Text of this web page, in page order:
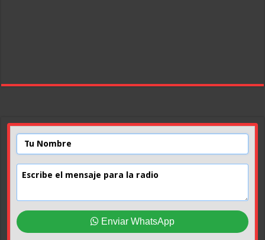
Enviar WhatsApp